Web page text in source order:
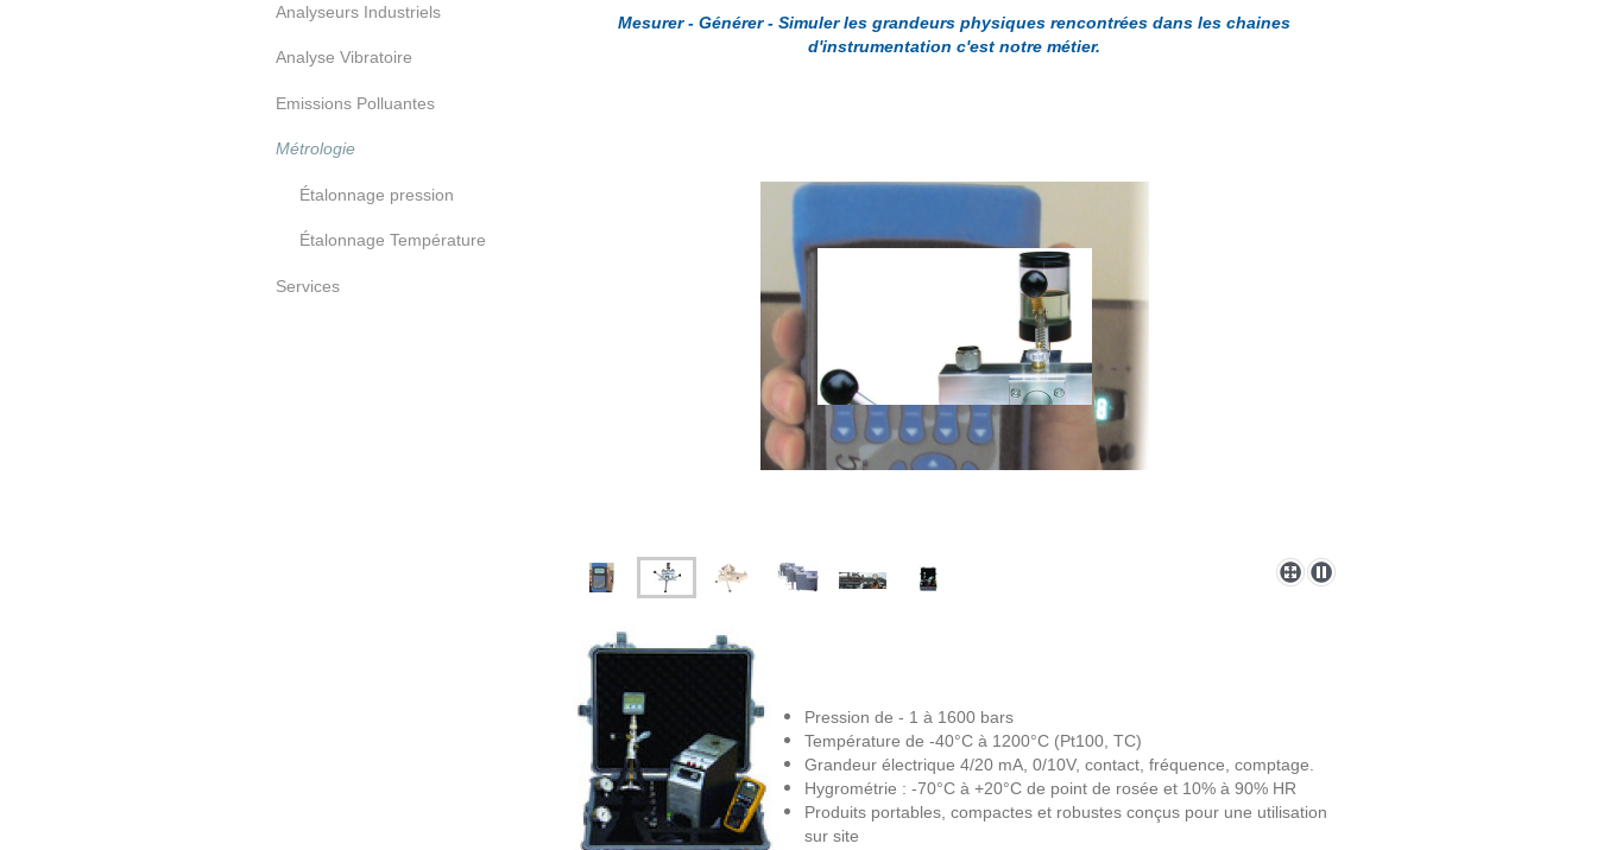
Mesurer - Générer - Simuler les grandeurs physiques rencontrées dans les chaines
d'instrumentation c'est notre métier.
Pression de - 1 à 1600 bars
Température de -40°C à 1200°C (Pt100, TC)
Grandeur électrique 4/20 mA, 0/10V, contact, fréquence, comptage.
Hygrométrie : -70°C à +20°C de point de rosée et 10% à 90% HR
Produits portables, compactes et robustes conçus pour une utilisation
sur site
Analyseurs Industriels
Analyse Vibratoire
Emissions Polluantes
Métrologie
Étalonnage pression
Étalonnage Température
Services